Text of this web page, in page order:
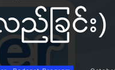
ခြင်း)